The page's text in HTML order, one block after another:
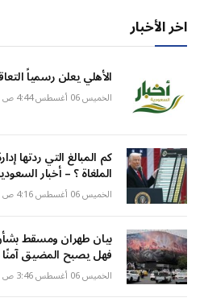
اخر الأخبار
الأهلي يعلن رسمياً
الخميس 06 أغسطس 4:44 ص
كم المبالغ التي ردتها
الملغاة ؟ – أخبار
الخميس 06 أغسطس 4:16 ص
بيان طهران ومسقط
فهل يصبح المضيق آمنًا
الخميس 06 أغسطس 3:46 ص